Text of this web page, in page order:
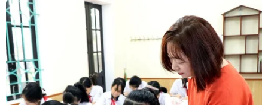
hiếm gặp
02/08/2026 05:58
Việt Nam phấn đấu đến năm 2045
làm chủ công nghệ sinh học thế hệ
mới